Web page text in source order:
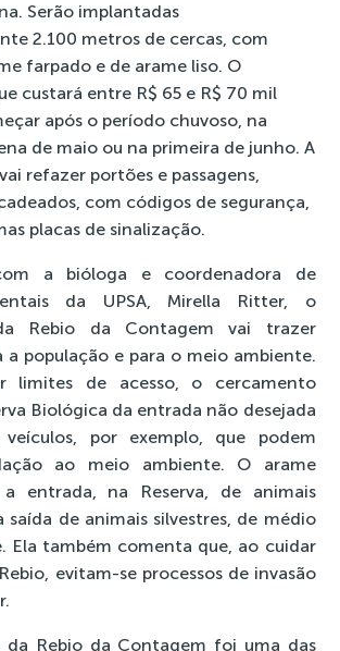
Serão implantadas
2.100 metros de cercas, com
farpado e de arame liso. O
custará entre R$ 65 e R$ 70 mil
após o período chuvoso, na
de maio ou na primeira de junho. A
refazer portões e passagens,
com códigos de segurança,
placas de sinalização.
a bióloga e coordenadora de
da UPSA, Mirella Ritter, o
Rebio da Contagem vai trazer
a população e para o meio ambiente.
limites de acesso, o cercamento
Biológica da entrada não desejada
por exemplo, que podem
ao meio ambiente. O arame
entrada, na Reserva, de animais
saída de animais silvestres, de médio
Ela também comenta que, ao cuidar
evitam-se processos de invasão
da Rebio da Contagem foi uma das